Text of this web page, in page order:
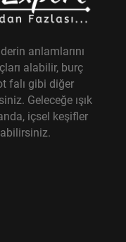
anlamlarını
alabilir, burç
falı gibi diğer
Geleceğe ışık
içsel keşifler